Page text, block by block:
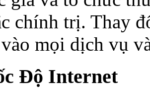
chính trị. Thay
mọi dịch vụ
Độ Internet